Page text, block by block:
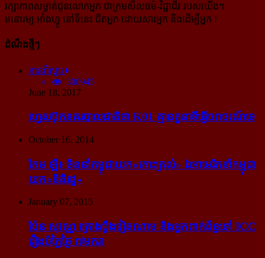
រក្សាភាពសម្ងាត់ជូនលោកអ្នក ជាក្រមសីលធម៌-​វិជ្ជាជីវៈ​របស់យើង។
មនោរម្យ.អាំងហ្វូ នៅទីនេះ ជិតអ្នក ដោយសារអ្នក និងដើម្បីអ្នក !
ដំណឹងថ្មីៗ
អានពិស្ដារ
300945
June 18, 2017
ហ្វេសប៊ុក​នគរបាល​ជាតិ​ថា K01 គ្មាន​តួនាទី​ធ្វើ​ចរាចរណ៍​ទេ
October 16, 2014
កែម ឡី៖ ចិន​នាំ​កម្ពុជា​យក​«កោះ​ត្រល់» ឯ​អាមេរិក​នាំ​កម្ពុជា​
យក​«នីតិរដ្ឋ»
January 07, 2015
ប៉ែន សុវណ្ណ គ្រោង​ប្តឹង​វៀតណាម និង​អ្នក​ពាក់​ព័ន្ធ​ទៅ ICC
រឿង​បំភ្លៃ​ថ្ងៃ ៧​មករា